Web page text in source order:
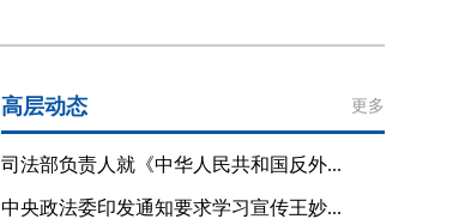
高层动态 更多
司法部负责人就《中华人民共和国反外...
中央政法委印发通知要求学习宣传王妙...